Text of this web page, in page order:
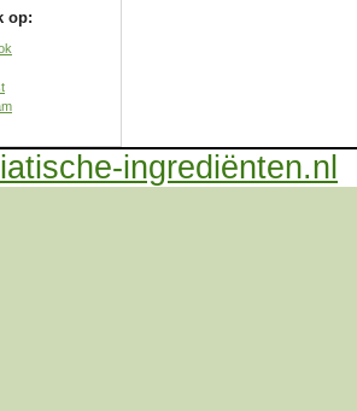
op:
ingrediënten.nl